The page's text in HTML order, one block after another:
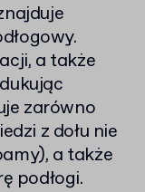
a także
zarówno
z dołu nie
a także
podłogi.